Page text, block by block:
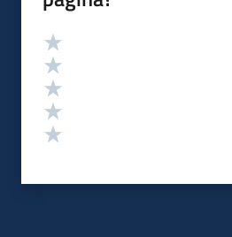
Valutazione